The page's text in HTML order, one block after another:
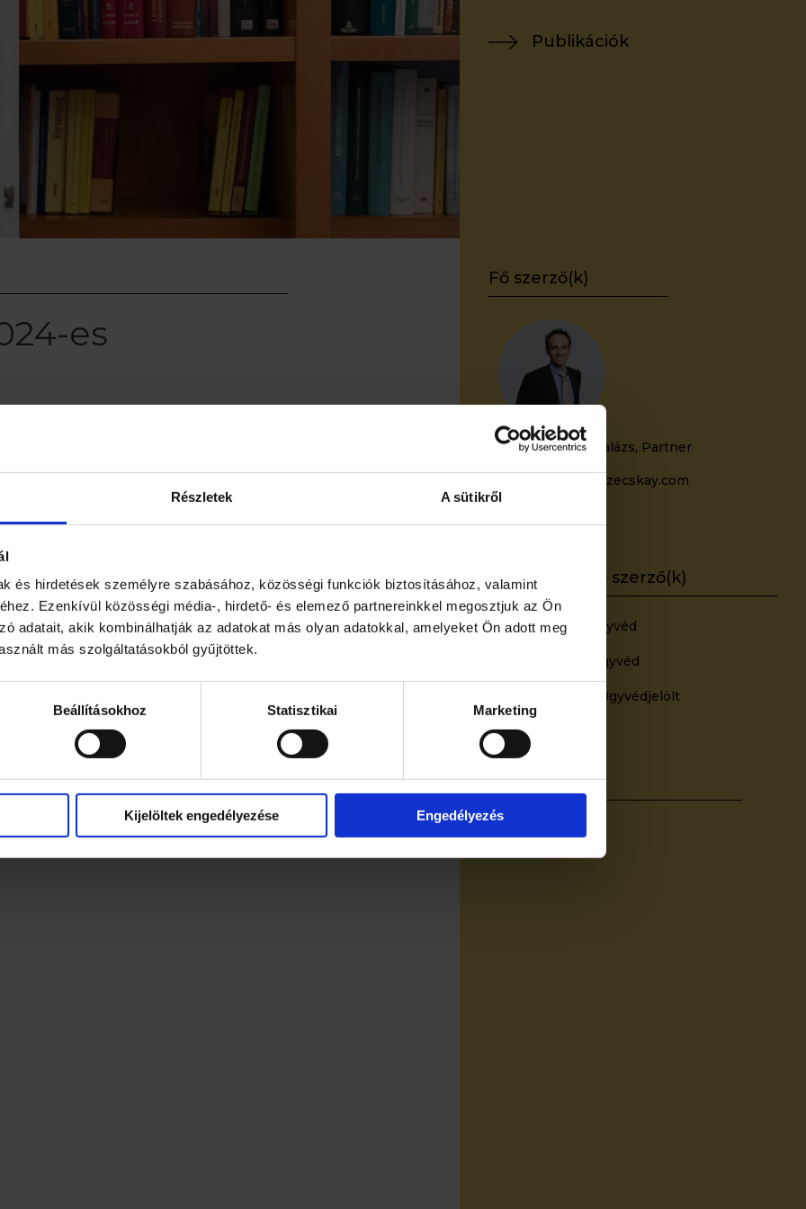
Részletek A sütikről
és hirdetések személyre szabásához, közösségi funkciók biztosításához, valamint
Ezenkívül közösségi média-, hirdető- és elemező partnereinkkel megosztjuk az Ön
adatait, akik kombinálhatják az adatokat más olyan adatokkal, amelyeket Ön adott meg
más szolgáltatásokból gyűjtöttek.
Beállításokhoz Statisztikai Marketing
Kijelöltek engedélyezése Engedélyezés
es
munkajogi magazinjának 2024
vonatkozású fejezetét
intelligenciával, a munkavállalók
és más aktuális munkajogi
magyar szabályozásra.
olvasható.
Publikációk
Kovács Zoltán Balázs, Partner
zoltan.kovacs@szecskay.com
+36709322533
Czibere Dóra, Ügyvéd
Cseh Viktória, Ügyvéd
Pataki Martina, Ügyvédjelölt
Megosztás